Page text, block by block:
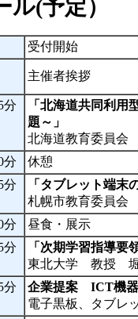
(予定）
受付開始
主催者挨拶
分
「北海道共同利用
題～」
北海道教育委員
分
休憩
分
「タブレット端末
札幌市教育委員
分
昼食・展示
分
「次期学習指導要
東北大学 教授
分
企業提案 ICT機器
電子黒板、タブレ